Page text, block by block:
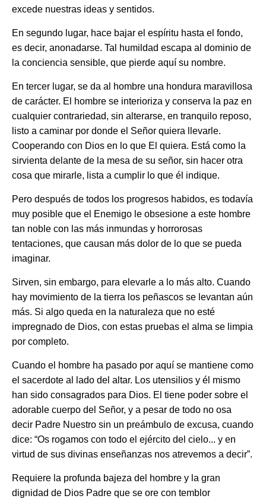
excede nuestras ideas y sentidos.
En segundo lugar, hace bajar el espíritu hasta el fondo,
es decir, anonadarse. Tal humildad escapa al dominio de
la conciencia sensible, que pierde aquí su nombre.
En tercer lugar, se da al hombre una hondura maravillosa
de carácter. El hombre se interioriza y conserva la paz en
cualquier contrariedad, sin alterarse, en tranquilo reposo,
listo a caminar por donde el Señor quiera llevarle.
Cooperando con Dios en lo que El quiera. Está como la
sirvienta delante de la mesa de su señor, sin hacer otra
cosa que mirarle, lista a cumplir lo que él indique.
Pero después de todos los progresos habidos, es todavía
muy posible que el Enemigo le obsesione a este hombre
tan noble con las más inmundas y horrorosas
tentaciones, que causan más dolor de lo que se pueda
imaginar.
Sirven, sin embargo, para elevarle a lo más alto. Cuando
hay movimiento de la tierra los peñascos se levantan aún
más. Si algo queda en la naturaleza que no esté
impregnado de Dios, con estas pruebas el alma se limpia
por completo.
Cuando el hombre ha pasado por aquí se mantiene como
el sacerdote al lado del altar. Los utensilios y él mismo
han sido consagrados para Dios. El tiene poder sobre el
adorable cuerpo del Señor, y a pesar de todo no osa
decir Padre Nuestro sin un preámbulo de excusa, cuando
dice: “Os rogamos con todo el ejército del cielo... y en
virtud de sus divinas enseñanzas nos atrevemos a decir”.
Requiere la profunda bajeza del hombre y la gran
dignidad de Dios Padre que se ore con temblor